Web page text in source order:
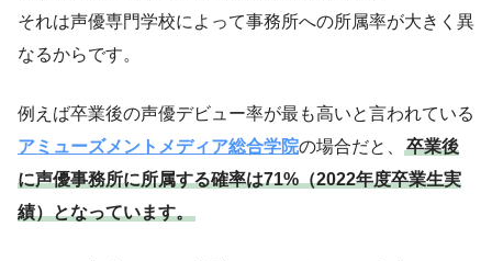
それは声優専門学校によって事務所への所属率が大きく異
なるからです。
例えば卒業後の声優デビュー率が最も高いと言われている
アミューズメントメディア総合学院の場合だと、
卒業後
に声優事務所に所属する確率は71%（2022年度卒業生実
績）となっています。